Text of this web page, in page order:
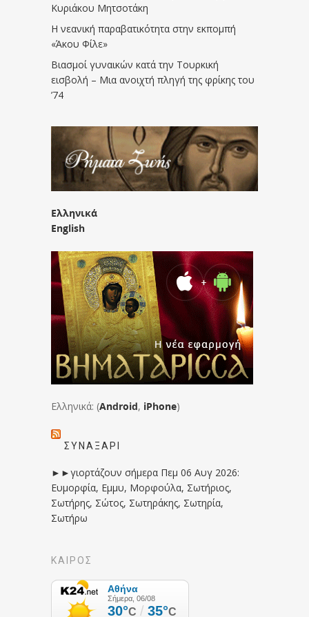
Κυριάκου Μητσοτάκη
Η νεανική παραβατικότητα στην εκπομπή
«Άκου Φίλε»
Βιασμοί γυναικών κατά την Τουρκική
εισβολή – Μια ανοιχτή πληγή της φρίκης του
’74
Ελληνικά
English
Ελληνικά: (Android, iPhone)
ΣΥΝΑΞΆΡΙ
►►γιορτάζουν σήμερα Πεμ 06 Αυγ 2026:
Ευμορφία, Εμμυ, Μορφούλα, Σωτήριος,
Σωτήρης, Σώτος, Σωτηράκης, Σωτηρία,
Σωτήρω
ΚΑΙΡΟΣ